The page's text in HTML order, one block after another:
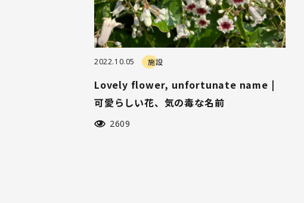
2022.10.05 施設
Lovely flower, unfortunate name |
可愛らしい花、気の毒な名前
2609